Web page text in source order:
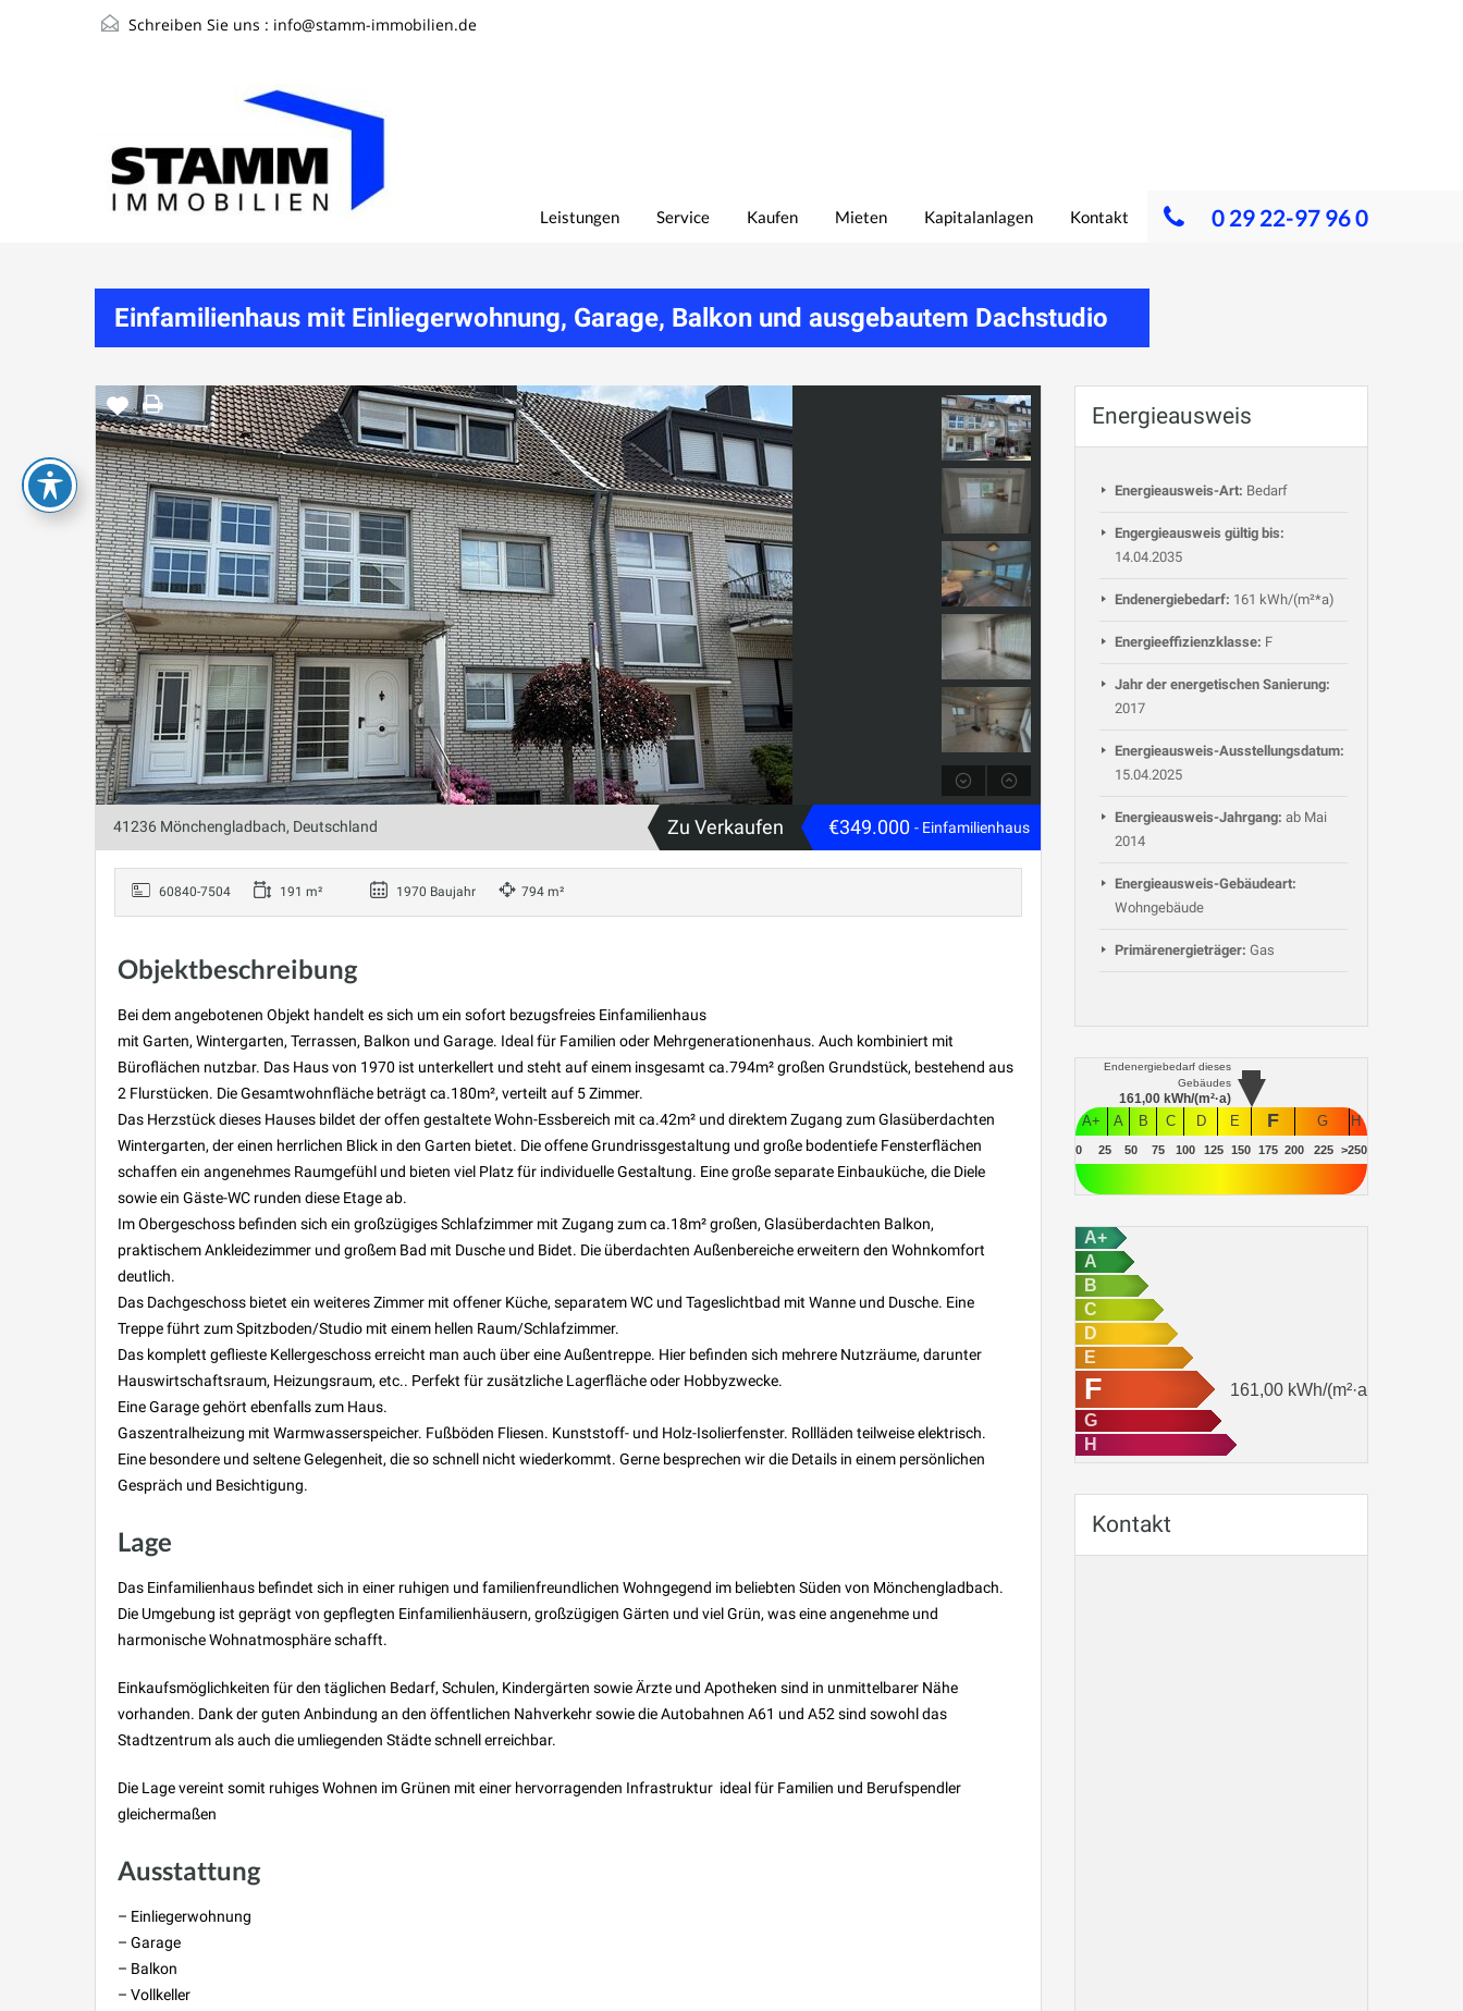
Schreiben Sie uns : info@stamm-immobilien.de
0 29 22-97 96 0
Leistungen Service Kaufen Mieten Kapitalanlagen Kontakt
Einfamilienhaus mit Einliegerwohnung, Garage, Balkon und ausgebautem Dachstudio
41236 Mönchengladbach, Deutschland Zu Verkaufen €349.000 - Einfamilienhaus
60840-7504 191 m² 1970 Baujahr 794 m²
Objektbeschreibung
Bei dem angebotenen Objekt handelt es sich um ein sofort bezugsfreies Einfamilienhaus
mit Garten, Wintergarten, Terrassen, Balkon und Garage. Ideal für Familien oder Mehrgenerationenhaus. Auch kombiniert mit
Büroflächen nutzbar. Das Haus von 1970 ist unterkellert und steht auf einem insgesamt ca.794m² großen Grundstück, bestehend aus
2 Flurstücken. Die Gesamtwohnfläche beträgt ca.180m², verteilt auf 5 Zimmer.
Das Herzstück dieses Hauses bildet der offen gestaltete Wohn-Essbereich mit ca.42m² und direktem Zugang zum Glasüberdachten
Wintergarten, der einen herrlichen Blick in den Garten bietet. Die offene Grundrissgestaltung und große bodentiefe Fensterflächen
schaffen ein angenehmes Raumgefühl und bieten viel Platz für individuelle Gestaltung. Eine große separate Einbauküche, die Diele
sowie ein Gäste-WC runden diese Etage ab.
Im Obergeschoss befinden sich ein großzügiges Schlafzimmer mit Zugang zum ca.18m² großen, Glasüberdachten Balkon,
praktischem Ankleidezimmer und großem Bad mit Dusche und Bidet. Die überdachten Außenbereiche erweitern den Wohnkomfort
deutlich.
Das Dachgeschoss bietet ein weiteres Zimmer mit offener Küche, separatem WC und Tageslichtbad mit Wanne und Dusche. Eine
Treppe führt zum Spitzboden/Studio mit einem hellen Raum/Schlafzimmer.
Das komplett geflieste Kellergeschoss erreicht man auch über eine Außentreppe. Hier befinden sich mehrere Nutzräume, darunter
Hauswirtschaftsraum, Heizungsraum, etc.. Perfekt für zusätzliche Lagerfläche oder Hobbyzwecke.
Eine Garage gehört ebenfalls zum Haus.
Gaszentralheizung mit Warmwasserspeicher. Fußböden Fliesen. Kunststoff- und Holz-Isolierfenster. Rollläden teilweise elektrisch.
Eine besondere und seltene Gelegenheit, die so schnell nicht wiederkommt. Gerne besprechen wir die Details in einem persönlichen
Gespräch und Besichtigung.
Lage
Das Einfamilienhaus befindet sich in einer ruhigen und familienfreundlichen Wohngegend im beliebten Süden von Mönchengladbach.
Die Umgebung ist geprägt von gepflegten Einfamilienhäusern, großzügigen Gärten und viel Grün, was eine angenehme und
harmonische Wohnatmosphäre schafft.
Einkaufsmöglichkeiten für den täglichen Bedarf, Schulen, Kindergärten sowie Ärzte und Apotheken sind in unmittelbarer Nähe
vorhanden. Dank der guten Anbindung an den öffentlichen Nahverkehr sowie die Autobahnen A61 und A52 sind sowohl das
Stadtzentrum als auch die umliegenden Städte schnell erreichbar.
Die Lage vereint somit ruhiges Wohnen im Grünen mit einer hervorragenden Infrastruktur  ideal für Familien und Berufspendler
gleichermaßen
Ausstattung
– Einliegerwohnung
– Garage
– Balkon
– Vollkeller
Energieausweis
Energieausweis-Art: Bedarf
Engergieausweis gültig bis:
14.04.2035
Endenergiebedarf: 161 kWh/(m²*a)
Energieeffizienzklasse: F
Jahr der energetischen Sanierung:
2017
Energieausweis-Ausstellungsdatum:
15.04.2025
Energieausweis-Jahrgang: ab Mai
2014
Energieausweis-Gebäudeart:
Wohngebäude
Primärenergieträger: Gas
Endenergiebedarf dieses
Gebäudes
161,00 kWh/(m²·a)
A+
A B C D E F G H
0 25 50 75 100 125 150 175 200 225 >250
A+
A
B
C
D
E
F 161,00 kWh/(m²·a)
G
H
Kontakt